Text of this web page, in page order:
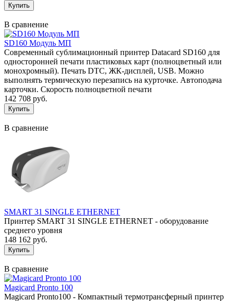
В сравнение
SD160 Модуль МП
Современный сублимационный принтер Datacard SD160 для
односторонней печати пластиковых карт (полноцветный или
монохромный). Печать DTC, ЖК-дисплей, USB. Можно
выполнять термическую перезапись на курточке. Автоподача
карточки. Скорость полноцветной печати
142 708 руб.
В сравнение
SMART 31 SINGLE ETHERNET
Принтер SMART 31 SINGLE ETHERNET - оборудование
среднего уровня
148 162 руб.
В сравнение
Magicard Pronto 100
Magicard Pronto100 - Компактный термотрансферный принтер